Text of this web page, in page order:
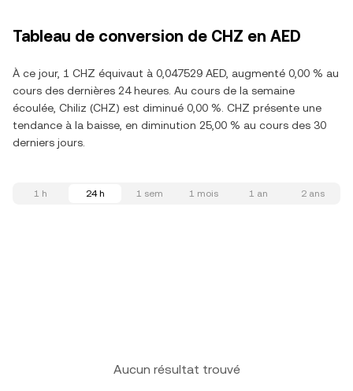
Tableau de conversion de CHZ en AED
À ce jour, 1 CHZ équivaut à 0,047529 AED, augmenté 0,00 % au
cours des dernières 24 heures. Au cours de la semaine
écoulée, Chiliz (CHZ) est diminué 0,00 %. CHZ présente une
tendance à la baisse, en diminution 25,00 % au cours des 30
derniers jours.
1 h 24 h 1 sem 1 mois 1 an 2 ans
Aucun résultat trouvé